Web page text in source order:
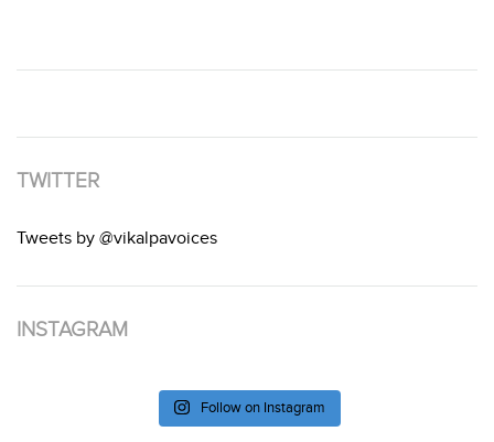
TWITTER
Tweets by @vikalpavoices
INSTAGRAM
Follow on Instagram